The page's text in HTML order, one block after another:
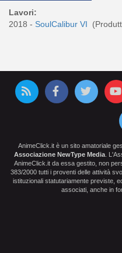
Lavori:
2018 - SoulCalibur VI
AnimeClick.it è un sito amatoriale
Associazione NewType Media .
AnimeClick.it da essa gestito, non
383/2000 tutti i proventi delle attività
istituzionali statutariamente previste,
associati, anche in